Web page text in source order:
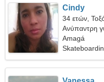
Cindy
34 ετών,
Ανύπαντρη
Amagá